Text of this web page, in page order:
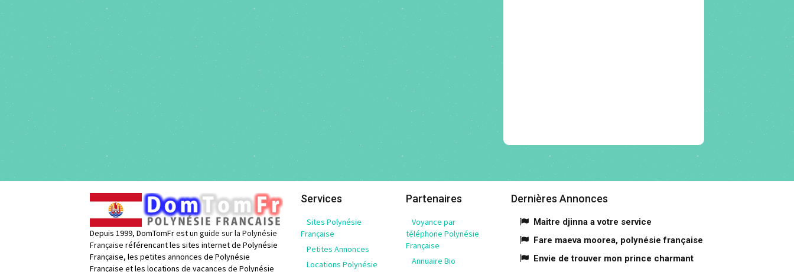
Depuis 1999, DomTomFr est un guide sur la Polynésie
Française référencant les sites internet de Polynésie
Française, les petites annonces de Polynésie
Française et les locations de vacances de Polynésie
Services
Sites Polynésie
Française
Petites Annonces
Locations Polynésie
Partenaires
Voyance par
téléphone Polynésie
Française
Annuaire Bio
Dernières Annonces
Maitre djinna a votre service
Fare maeva moorea, polynésie française
Envie de trouver mon prince charmant